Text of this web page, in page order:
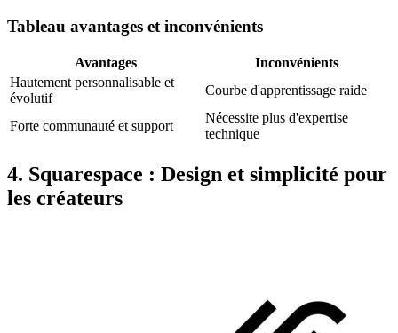
Tableau avantages et inconvénients
Avantages
Inconvénients
Hautement personnalisable et
évolutif
Courbe d'apprentissage raide
Forte communauté et support
Nécessite plus d'expertise
technique
4. Squarespace : Design et simplicité pour
les créateurs